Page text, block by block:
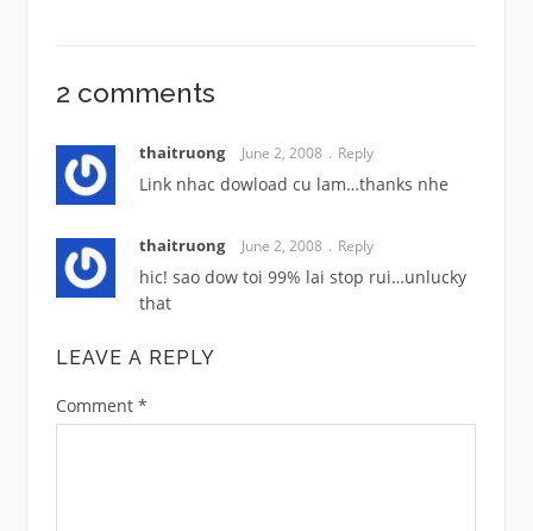
2 comments
thaitruong June 2, 2008 Reply
Link nhac dowload cu lam…thanks nhe
thaitruong June 2, 2008 Reply
hic! sao dow toi 99% lai stop rui…unlucky
that
LEAVE A REPLY
Comment *